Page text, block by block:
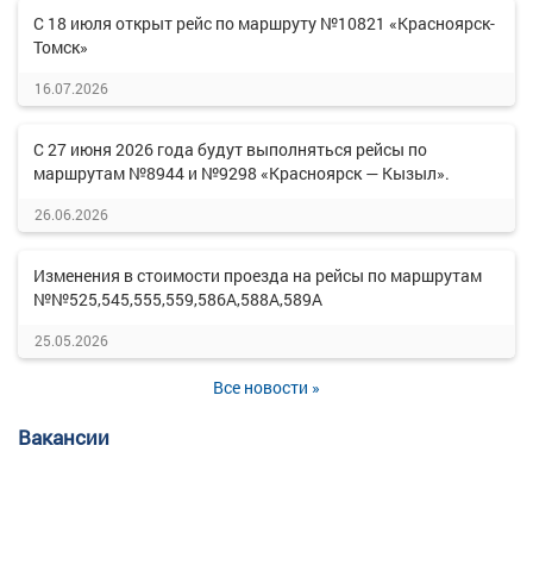
С 18 июля открыт рейс по маршруту №10821 «Красноярск-
Томск»
16.07.2026
С 27 июня 2026 года будут выполняться рейсы по
маршрутам №8944 и №9298 «Красноярск — Кызыл».
26.06.2026
Изменения в стоимости проезда на рейсы по маршрутам
№№525,545,555,559,586А,588А,589А
25.05.2026
Все новости »
Вакансии